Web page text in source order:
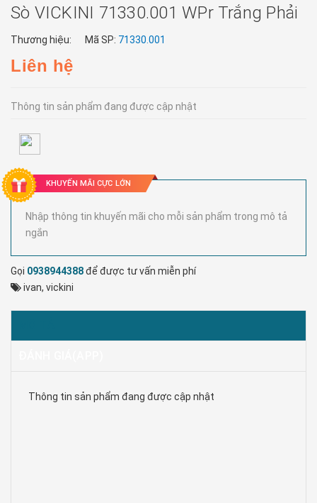
Sò VICKINI 71330.001 WPr Trắng Phải
Thương hiệu: Mã SP: 71330.001
Liên hệ
Thông tin sản phẩm đang được cập nhật
KHUYẾN MÃI CỰC LỚN
Nhập thông tin khuyến mãi cho mỗi sản phẩm trong mô tả
ngắn
Gọi 0938944388để được tư vấn miễn phí
ivan, vickini
Thông tin sản phẩm đang được cập nhật